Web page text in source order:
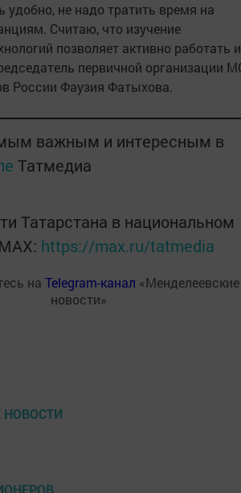
удобно, не надо тратить время на
Считаю, что изучение
позволяет активно работать
первичной организации
России Фаузия Фатыхова.
важным и интересным в
Татмедиа
Татарстана в национальном
https://max.ru/tatmedia
на Telegram-канал «Менделеевские
новости»
НОВОСТИ